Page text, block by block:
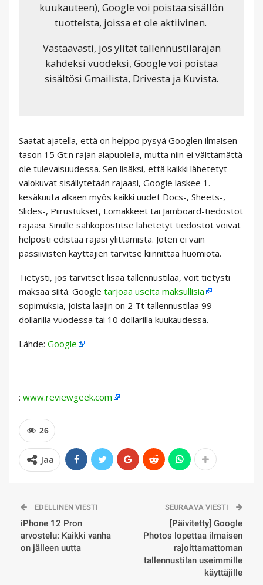
kuukauteen), Google voi poistaa sisällön
tuotteista, joissa et ole aktiivinen.
Vastaavasti, jos ylität tallennustilarajan
kahdeksi vuodeksi, Google voi poistaa
sisältösi Gmailista, Drivesta ja Kuvista.
Saatat ajatella, että on helppo pysyä Googlen ilmaisen
tason 15 Gt:n rajan alapuolella, mutta niin ei välttämättä
ole tulevaisuudessa. Sen lisäksi, että kaikki lähetetyt
valokuvat sisällytetään rajaasi, Google laskee 1.
kesäkuuta alkaen myös kaikki uudet Docs-, Sheets-,
Slides-, Piirustukset, Lomakkeet tai Jamboard-tiedostot
rajaasi. Sinulle sähköpostitse lähetetyt tiedostot voivat
helposti edistää rajasi ylittämistä. Joten ei vain
passiivisten käyttäjien tarvitse kiinnittää huomiota.
Tietysti, jos tarvitset lisää tallennustilaa, voit tietysti
maksaa siitä. Google tarjoaa useita maksullisia
sopimuksia, joista laajin on 2 Tt tallennustilaa 99
dollarilla vuodessa tai 10 dollarilla kuukaudessa.
Lähde: Google
: www.reviewgeek.com
26
Jaa
EDELLINEN VIESTI
iPhone 12 Pron
arvostelu: Kaikki vanha
on jälleen uutta
SEURAAVA VIESTI
[Päivitetty] Google
Photos lopettaa ilmaisen
rajoittamattoman
tallennustilan useimmille
käyttäjille